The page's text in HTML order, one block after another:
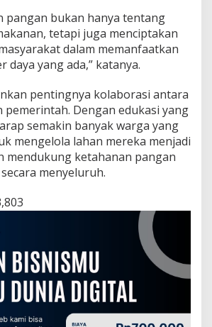
pangan bukan hanya tentang
tetapi juga menciptakan
dalam memanfaatkan
daya yang ada,” katanya.
pentingnya kolaborasi antara
pemerintah. Dengan edukasi yang
semakin banyak warga yang
mengelola lahan mereka menjadi
mendukung ketahanan pangan
secara menyeluruh.